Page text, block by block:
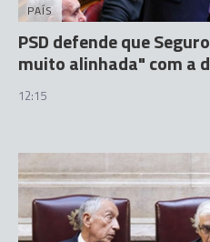
PAÍS
PSD defende que
muito alinhada" com a
12:15